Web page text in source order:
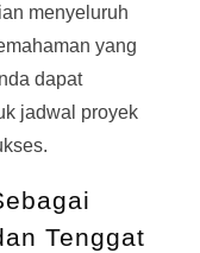
menyeluruh
yang
dapat
jadwal proyek
Tenggat